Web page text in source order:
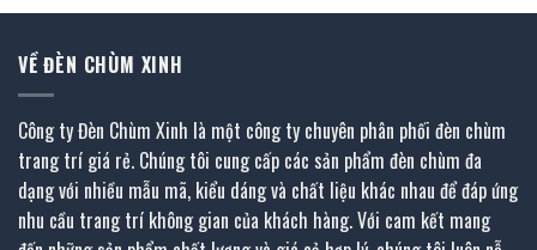
VỀ ĐÈN CHÙM XINH
Công ty Đèn Chùm Xinh là một công ty chuyên phân phối đèn chùm
trang trí giá rẻ. Chúng tôi cung cấp các sản phẩm đèn chùm đa
dạng với nhiều mẫu mã, kiểu dáng và chất liệu khác nhau để đáp ứng
nhu cầu trang trí không gian của khách hàng. Với cam kết mang